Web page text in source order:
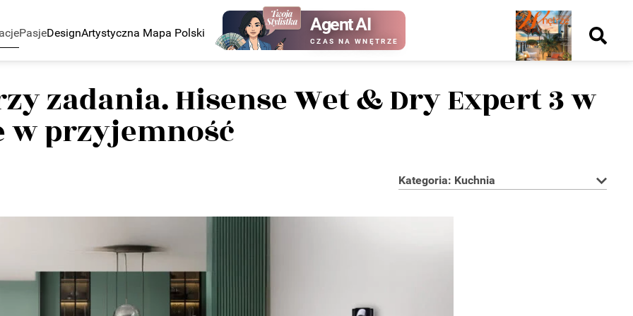
PasjeDesignArtystyczna Mapa Polski Agent AI
CZAS NA WNĘTRZE
Nowy
numer
Wydanie papieroweWydanie cyfrowe
zadania. Hisense Wet & Dry Expert 3 w
w przyjemność
Kategoria: Kuchnia